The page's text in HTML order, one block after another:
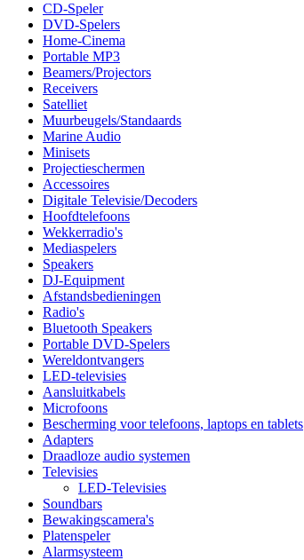
CD-Speler
DVD-Spelers
Home-Cinema
Portable MP3
Beamers/Projectors
Receivers
Satelliet
Muurbeugels/Standaards
Marine Audio
Minisets
Projectieschermen
Accessoires
Digitale Televisie/Decoders
Hoofdtelefoons
Wekkerradio's
Mediaspelers
Speakers
DJ-Equipment
Afstandsbedieningen
Radio's
Bluetooth Speakers
Portable DVD-Spelers
Wereldontvangers
LED-televisies
Aansluitkabels
Microfoons
Bescherming voor telefoons, laptops en tablets
Adapters
Draadloze audio systemen
Televisies
LED-Televisies
Soundbars
Bewakingscamera's
Platenspeler
Alarmsysteem